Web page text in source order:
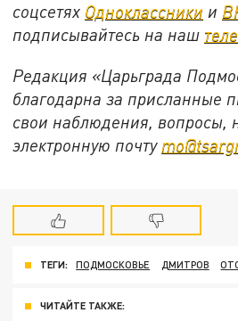
соцсетях Одноклассники и
подписывайтесь на наш
Редакция «Царьграда
благодарна за присланные
свои наблюдения, вопросы,
электронную почту
ТЕГИ: ПОДМОСКОВЬЕ ДМИТРОВ
ЧИТАЙТЕ ТАКЖЕ: